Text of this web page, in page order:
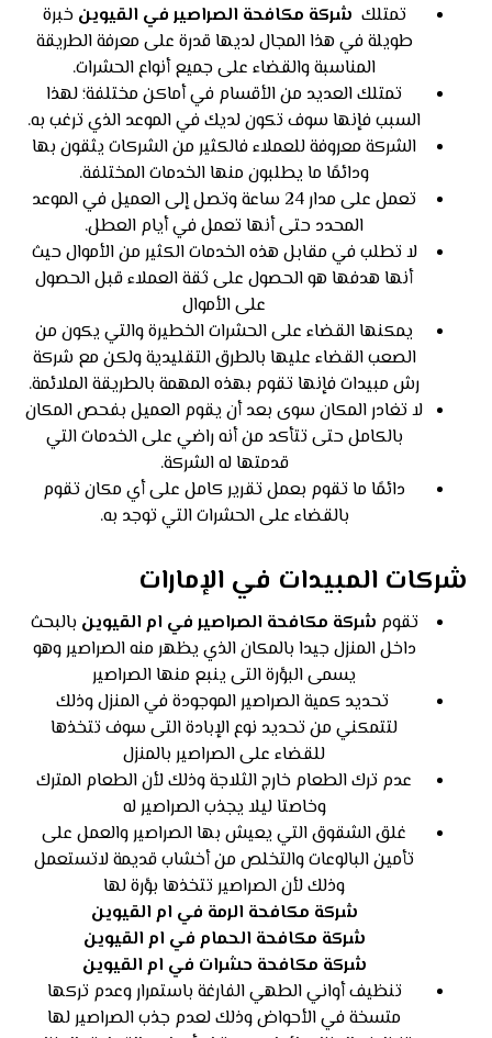
تمتلك شركة مكافحة الصراصير في القيوين خبرة
طويلة في هذا المجال لديها قدرة على معرفة الطريقة
المناسبة والقضاء على جميع أنواع الحشرات.
تمتلك العديد من الأقسام في أماكن مختلفة؛ لهذا
السبب فإنها سوف تكون لديك في الموعد الذي ترغب به.
الشركة معروفة للعملاء فالكثير من الشركات يثقون بها
ودائمًا ما يطلبون منها الخدمات المختلفة.
تعمل على مدار 24 ساعة وتصل إلى العميل في الموعد
المحدد حتى أنها تعمل في أيام العطل.
لا تطلب في مقابل هذه الخدمات الكثير من الأموال حيث
أنها هدفها هو الحصول على ثقة العملاء قبل الحصول
على الأموال
يمكنها القضاء على الحشرات الخطيرة والتي يكون من
الصعب القضاء عليها بالطرق التقليدية ولكن مع شركة
رش مبيدات فإنها تقوم بهذه المهمة بالطريقة الملائمة.
لا تغادر المكان سوى بعد أن يقوم العميل بفحص المكان
بالكامل حتى تتأكد من أنه راضي على الخدمات التي
قدمتها له الشركة.
دائمًا ما تقوم بعمل تقرير كامل على أي مكان تقوم
بالقضاء على الحشرات التي توجد به.
شركات المبيدات في الإمارات
تقوم شركة مكافحة الصراصير في ام القيوين بالبحث
داخل المنزل جيدا بالمكان الذي يظهر منه الصراصير وهو
يسمى البؤرة التى ينبع منها الصراصير
تحديد كمية الصراصير الموجودة في المنزل وذلك
لتتمكني من تحديد نوع الإبادة التى سوف تتخذها
للقضاء على الصراصير بالمنزل
عدم ترك الطعام خارج الثلاجة وذلك لأن الطعام المترك
وخاصتا ليلا يجذب الصراصير له
غلق الشقوق التي يعيش بها الصراصير والعمل على
تأمين البالوعات والتخلص من أخشاب قديمة لاتستعمل
وذلك لأن الصراصير تتخذها بؤرة لها
شركة مكافحة الرمة في ام القيوين
شركة مكافحة الحمام في ام القيوين
شركة مكافحة حشرات في ام القيوين
تنظيف أواني الطهي الفارغة باستمرار وعدم تركها
متسخة في الأحواض وذلك لعدم جذب الصراصير لها